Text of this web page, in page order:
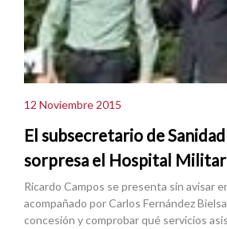
12 Noviembre 2015
El subsecretario de
sorpresa el Hospital Militar
Ricardo Campos se presenta sin avisar
acompañado por Carlos Fernández
concesión y comprobar qué servicios